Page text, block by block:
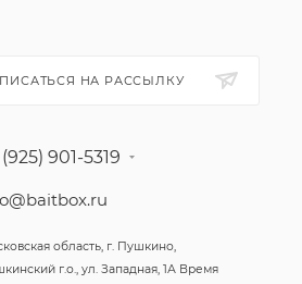
НА РАССЫЛКУ
901-5319
область, г. Пушкино,
г.о., ул. Западная, 1А Время